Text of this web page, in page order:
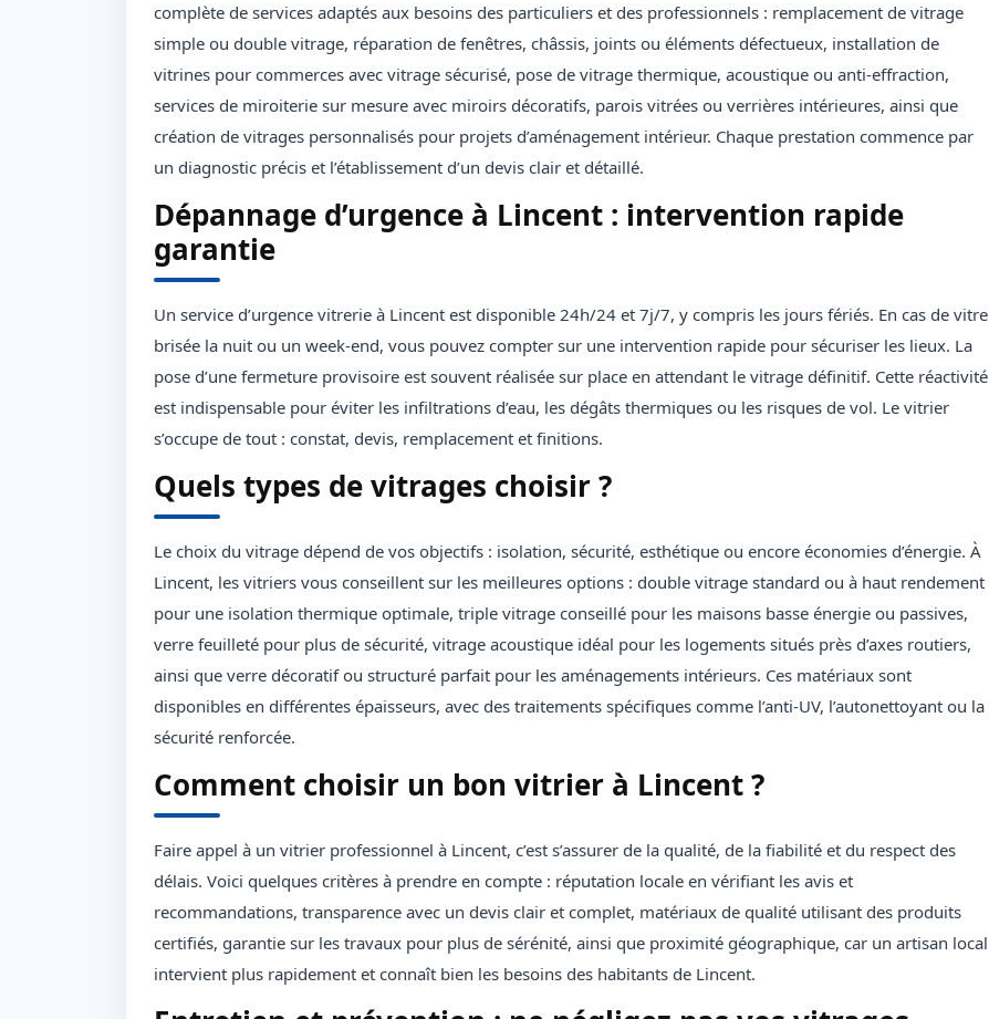
complète de services adaptés aux besoins des particuliers et des professionnels : remplacement de vitrage
simple ou double vitrage, réparation de fenêtres, châssis, joints ou éléments défectueux, installation de
vitrines pour commerces avec vitrage sécurisé, pose de vitrage thermique, acoustique ou anti-effraction,
services de miroiterie sur mesure avec miroirs décoratifs, parois vitrées ou verrières intérieures, ainsi que
création de vitrages personnalisés pour projets d’aménagement intérieur. Chaque prestation commence par
un diagnostic précis et l’établissement d’un devis clair et détaillé.
Dépannage d’urgence à Lincent : intervention rapide
garantie
Un service d’urgence vitrerie à Lincent est disponible 24h/24 et 7j/7, y compris les jours fériés. En cas de vitre
brisée la nuit ou un week-end, vous pouvez compter sur une intervention rapide pour sécuriser les lieux. La
pose d’une fermeture provisoire est souvent réalisée sur place en attendant le vitrage définitif. Cette réactivité
est indispensable pour éviter les infiltrations d’eau, les dégâts thermiques ou les risques de vol. Le vitrier
s’occupe de tout : constat, devis, remplacement et finitions.
Quels types de vitrages choisir ?
Le choix du vitrage dépend de vos objectifs : isolation, sécurité, esthétique ou encore économies d’énergie. À
Lincent, les vitriers vous conseillent sur les meilleures options : double vitrage standard ou à haut rendement
pour une isolation thermique optimale, triple vitrage conseillé pour les maisons basse énergie ou passives,
verre feuilleté pour plus de sécurité, vitrage acoustique idéal pour les logements situés près d’axes routiers,
ainsi que verre décoratif ou structuré parfait pour les aménagements intérieurs. Ces matériaux sont
disponibles en différentes épaisseurs, avec des traitements spécifiques comme l’anti-UV, l’autonettoyant ou la
sécurité renforcée.
Comment choisir un bon vitrier à Lincent ?
Faire appel à un vitrier professionnel à Lincent, c’est s’assurer de la qualité, de la fiabilité et du respect des
délais. Voici quelques critères à prendre en compte : réputation locale en vérifiant les avis et
recommandations, transparence avec un devis clair et complet, matériaux de qualité utilisant des produits
certifiés, garantie sur les travaux pour plus de sérénité, ainsi que proximité géographique, car un artisan local
intervient plus rapidement et connaît bien les besoins des habitants de Lincent.